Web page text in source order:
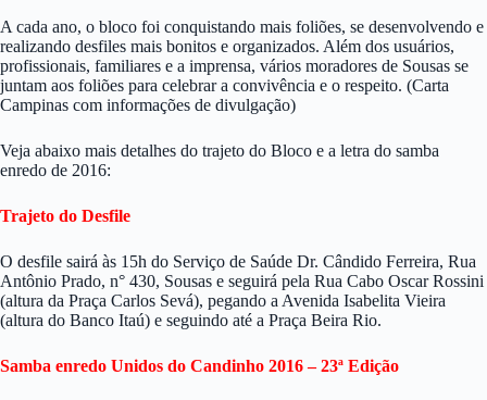
A cada ano, o bloco foi conquistando mais foliões, se desenvolvendo e
realizando desfiles mais bonitos e organizados. Além dos usuários,
profissionais, familiares e a imprensa, vários moradores de Sousas se
juntam aos foliões para celebrar a convivência e o respeito. (Carta
Campinas com informações de divulgação)
Veja abaixo mais detalhes do trajeto do Bloco e a letra do samba
enredo de 2016:
Trajeto do Desfile
O desfile sairá às 15h do Serviço de Saúde Dr. Cândido Ferreira, Rua
Antônio Prado, n° 430, Sousas e seguirá pela Rua Cabo Oscar Rossini
(altura da Praça Carlos Sevá), pegando a Avenida Isabelita Vieira
(altura do Banco Itaú) e seguindo até a Praça Beira Rio.
Samba enredo Unidos do Candinho 2016 – 23ª Edição